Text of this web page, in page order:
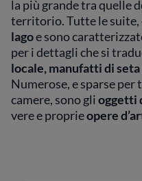
la più grande tra quelle
territorio. Tutte le suite,
lagoe sono
per i dettagli che si
locale, manufatti di
Numerose, e sparse
camere, sono glioggetti
vere e proprieopere